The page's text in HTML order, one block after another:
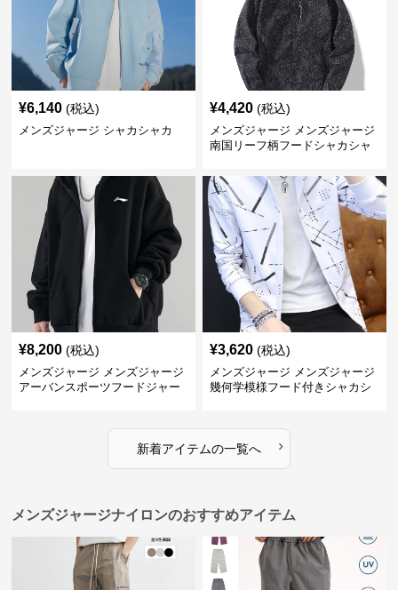
¥6,140 (税込)
メンズジャージ シャカシャカ
¥4,420 (税込)
メンズジャージ メンズジャージ
南国リーフ柄フードシャカシャ
¥8,200 (税込)
メンズジャージ メンズジャージ
アーバンスポーツフードジャー
¥3,620 (税込)
メンズジャージ メンズジャージ
幾何学模様フード付きシャカシ
新着アイテムの一覧へ ›
メンズジャージナイロンのおすすめアイテム